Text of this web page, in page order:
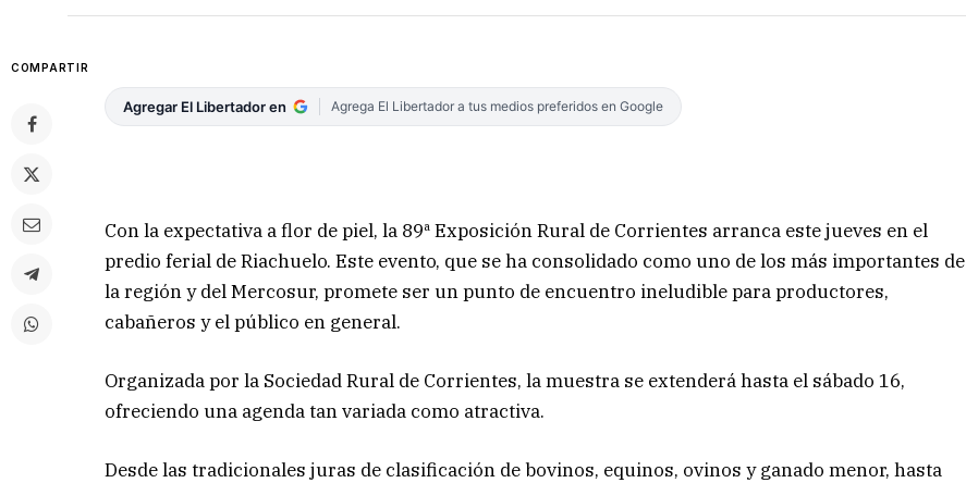
COMPARTIR
Agregar El Libertador en Agrega El Libertador a tus medios preferidos en Google
Con la expectativa a flor de piel, la 89ª Exposición Rural de Corrientes arranca este jueves en el
predio ferial de Riachuelo. Este evento, que se ha consolidado como uno de los más importantes de
la región y del Mercosur, promete ser un punto de encuentro ineludible para productores,
cabañeros y el público en general.
Organizada por la Sociedad Rural de Corrientes, la muestra se extenderá hasta el sábado 16,
ofreciendo una agenda tan variada como atractiva.
Desde las tradicionales juras de clasificación de bovinos, equinos, ovinos y ganado menor, hasta